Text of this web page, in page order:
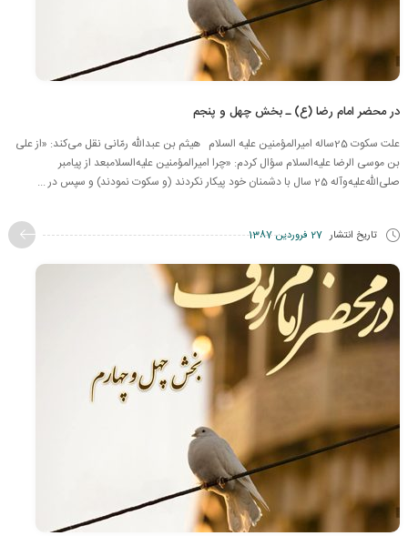
در محضر امام رضا (ع) ـ بخش چهل و پنجم
علت سکوت 25ساله امیرالمؤمنین علیه السلام هیثم بن عبدالله رمّانی نقل می‌کند: «از علی
بن موسی الرضا علیه‌السلام‌ سؤال كردم: «چرا امیرالمؤمنین علیه‌السلامبعد از پیامبر
صلی‌الله‌علیه‌وآله 25 سال با دشمنان خود پیکار نکردند (و سکوت نمودند) و سپس در ...
تاریخ انتشار 27 فروردین 1387